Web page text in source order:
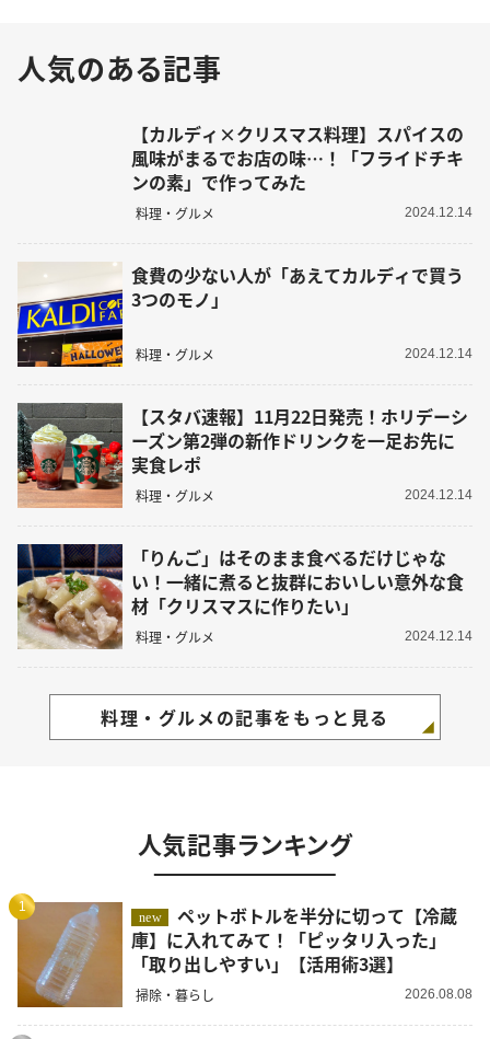
人気のある記事
【カルディ×クリスマス料理】スパイスの
風味がまるでお店の味…！「フライドチキ
ンの素」で作ってみた
料理・グルメ 2024.12.14
食費の少ない人が「あえてカルディで買う
3つのモノ」
料理・グルメ 2024.12.14
【スタバ速報】11月22日発売！ホリデーシ
ーズン第2弾の新作ドリンクを一足お先に
実食レポ
料理・グルメ 2024.12.14
「りんご」はそのまま食べるだけじゃな
い！一緒に煮ると抜群においしい意外な食
材「クリスマスに作りたい」
料理・グルメ 2024.12.14
料理・グルメの記事をもっと見る
人気記事ランキング
1
new
ペットボトルを半分に切って【冷蔵
庫】に入れてみて！「ピッタリ入った」
「取り出しやすい」【活用術3選】
掃除・暮らし 2026.08.08